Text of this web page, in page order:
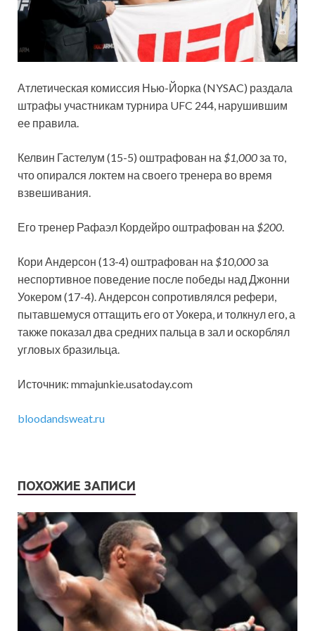
Атлетическая комиссия Нью-Йорка (NYSAC) раздала
штрафы участникам турнира UFC 244, нарушившим
ее правила.
Келвин Гастелум (15-5) оштрафован на $1,000за то,
что опирался локтем на своего тренера во время
взвешивания.
Его тренер Рафаэл Кордейро оштрафован на $200.
Кори Андерсон (13-4) оштрафован на $10,000за
неспортивное поведение после победы над Джонни
Уокером (17-4). Андерсон сопротивлялся рефери,
пытавшемуся оттащить его от Уокера, и толкнул его, а
также показал два средних пальца в зал и оскорблял
угловых бразильца.
Источник: mmajunkie.usatoday.com
bloodandsweat.ru
ПОХОЖИЕ ЗАПИСИ